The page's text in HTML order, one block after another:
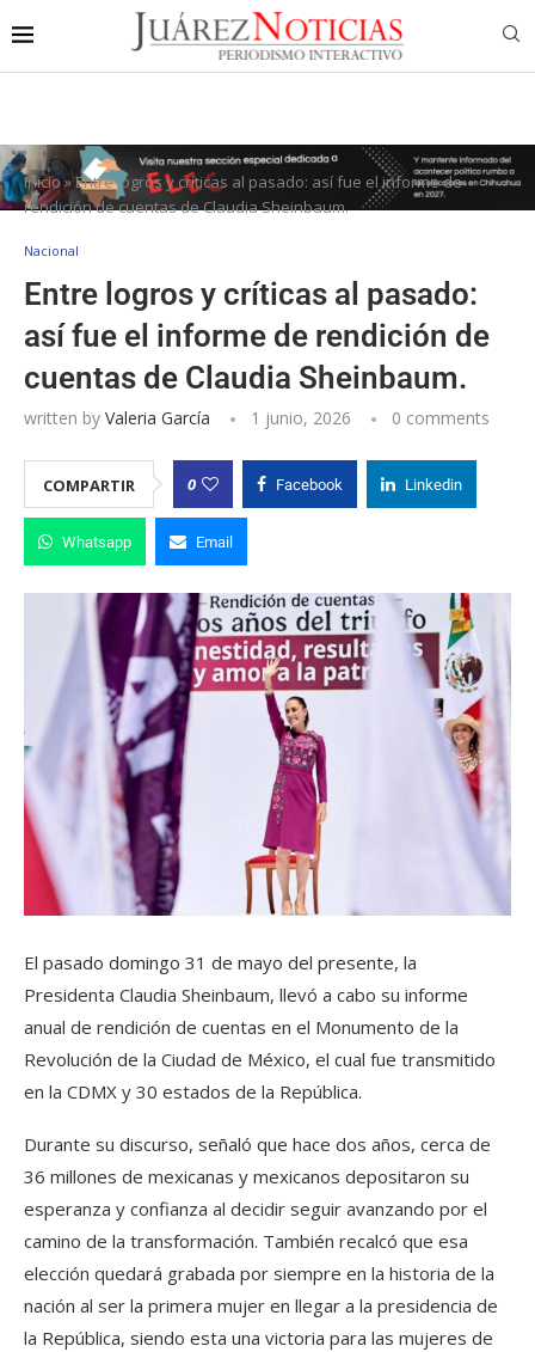
Inicio»Entre logros y críticas al pasado: así fue el informe de
rendición de cuentas de Claudia Sheinbaum.
Nacional
Entre logros y críticas al pasado:
así fue el informe de rendición de
cuentas de Claudia Sheinbaum.
written by Valeria García 1 junio, 2026 0 comments
COMPARTIR 0 Facebook Linkedin
Whatsapp Email
El pasado domingo 31 de mayo del presente, la
Presidenta Claudia Sheinbaum, llevó a cabo su informe
anual de rendición de cuentas en el Monumento de la
Revolución de la Ciudad de México, el cual fue transmitido
en la CDMX y 30 estados de la República.
Durante su discurso, señaló que hace dos años, cerca de
36 millones de mexicanas y mexicanos depositaron su
esperanza y confianza al decidir seguir avanzando por el
camino de la transformación. También recalcó que esa
elección quedará grabada por siempre en la historia de la
nación al ser la primera mujer en llegar a la presidencia de
la República, siendo esta una victoria para las mujeres de